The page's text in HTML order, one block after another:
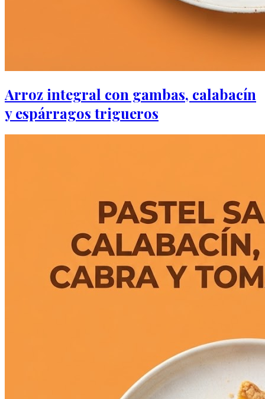
Arroz integral con gambas, calabacín
y espárragos trigueros